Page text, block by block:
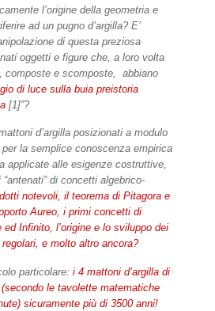
l’origine della geometria e
ad un pugno d’argilla? E’
di questa preziosa
oggetti e figure che, a loro volta
composte e scomposte, abbiano
di luce sulla buia preistoria
[1]”?
d’argilla posizionati a modulo
la semplice conoscenza empirica
applicate alle esigenze costruttive,
di concetti algebrico-
notevoli, il teorema di Pitagora e
Aureo, i primi concetti di
Infinito, l’origine e lo sviluppo dei
e molto altro ancora?
particolare: i 4 mattoni d’argilla di
le tavolette matematiche
sicuramente più di 3500 anni!